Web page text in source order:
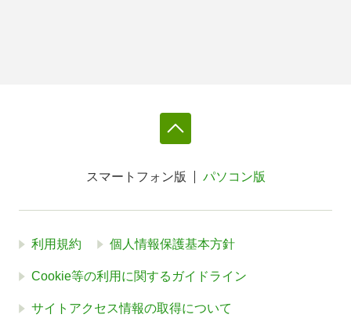
スマートフォン版 パソコン版
利用規約 個人情報保護基本方針
Cookie等の利用に関するガイドライン
サイトアクセス情報の取得について